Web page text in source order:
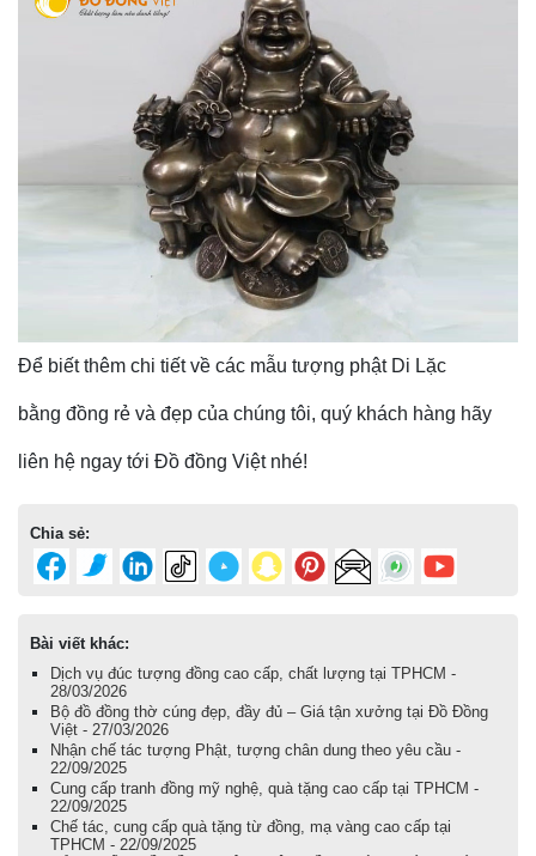
Để biết thêm chi tiết về các mẫu tượng phật Di Lặc
bằng đồng rẻ và đẹp của chúng tôi, quý khách hàng hãy
liên hệ ngay tới Đồ đồng Việt nhé!
Chia sẻ:
Bài viết khác:
Dịch vụ đúc tượng đồng cao cấp, chất lượng tại TPHCM -
28/03/2026
Bộ đồ đồng thờ cúng đẹp, đầy đủ – Giá tận xưởng tại Đồ Đồng
Việt - 27/03/2026
Nhận chế tác tượng Phật, tượng chân dung theo yêu cầu -
22/09/2025
Cung cấp tranh đồng mỹ nghệ, quà tặng cao cấp tại TPHCM -
22/09/2025
Chế tác, cung cấp quà tặng từ đồng, mạ vàng cao cấp tại
TPHCM - 22/09/2025